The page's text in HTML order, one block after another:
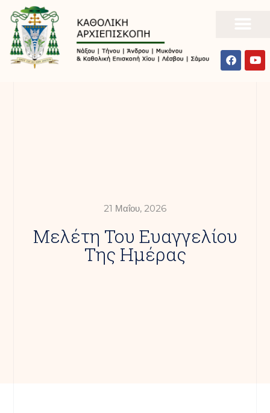
21 Μαΐου, 2026
Mελέτη Του Ευαγγελίου
Της Ημέρας